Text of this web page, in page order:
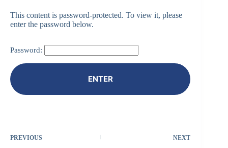
This content is password-protected. To view it, please
enter the password below.
Password:
PREVIOUS NEXT